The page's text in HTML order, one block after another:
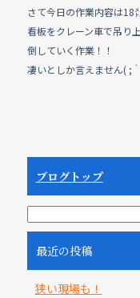
さて今日の作業内容は18
看板をクレーン車で吊り
倒していく作業！！
凄いとしか言えません( ;
ブログトップ
最近の投稿
狭い現場も！